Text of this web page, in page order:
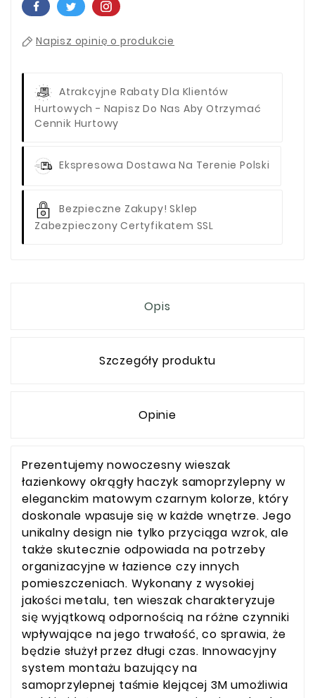
Napisz opinię o produkcie
Atrakcyjne Rabaty Dla Klientów
Hurtowych - Napisz Do Nas Aby Otrzymać
Cennik Hurtowy
Ekspresowa Dostawa Na Terenie Polski
Bezpieczne Zakupy! Sklep
Zabezpieczony Certyfikatem SSL
Opis
Szczegóły produktu
Opinie
Prezentujemy nowoczesny wieszak
łazienkowy okrągły haczyk samoprzylepny w
eleganckim matowym czarnym kolorze, który
doskonale wpasuje się w każde wnętrze. Jego
unikalny design nie tylko przyciąga wzrok, ale
także skutecznie odpowiada na potrzeby
organizacyjne w łazience czy innych
pomieszczeniach. Wykonany z wysokiej
jakości metalu, ten wieszak charakteryzuje
się wyjątkową odpornością na różne czynniki
wpływające na jego trwałość, co sprawia, że
będzie służył przez długi czas. Innowacyjny
system montażu bazujący na
samoprzylepnej taśmie klejącej 3M umożliwia